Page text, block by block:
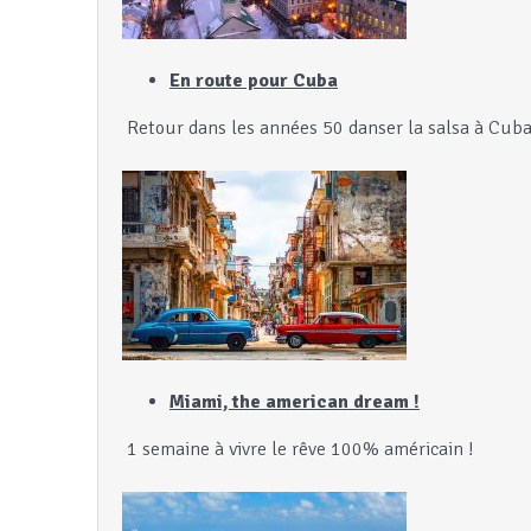
En route pour Cuba
Retour dans les années 50 danser la salsa à
Miami, the american dream !
1 semaine à vivre le rêve 100% américain !